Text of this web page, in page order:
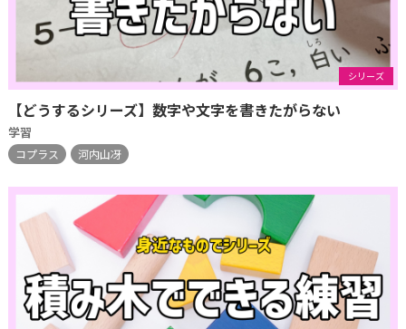
シリーズ
【どうするシリーズ】数字や文字を書きたがらない
学習
コプラス 河内山冴